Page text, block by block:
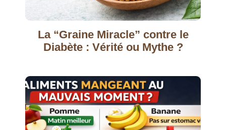
La “Graine Miracle” contre le
Diabète : Vérité ou Mythe ?